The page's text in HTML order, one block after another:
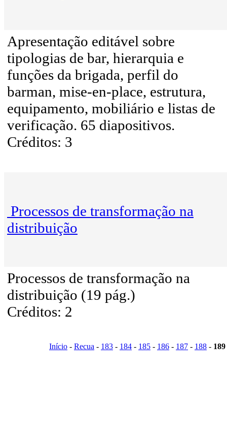
Apresentação editável sobre
tipologias de bar, hierarquia e
funções da brigada, perfil do
barman, mise-en-place, estrutura,
equipamento, mobiliário e listas de
verificação. 65 diapositivos.
Créditos: 3
Processos de transformação na
distribuição
Processos de transformação na
distribuição (19 pág.)
Créditos: 2
Início - Recua - 183 - 184 - 185 - 186 - 187 - 188 - 189